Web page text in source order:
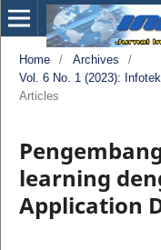
Home / Archives
/
Vol. 6 No. 1 (2023):
Articles
learning
Application